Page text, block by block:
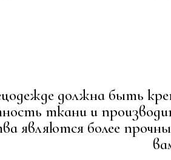
должна быть
ткани и
являются более